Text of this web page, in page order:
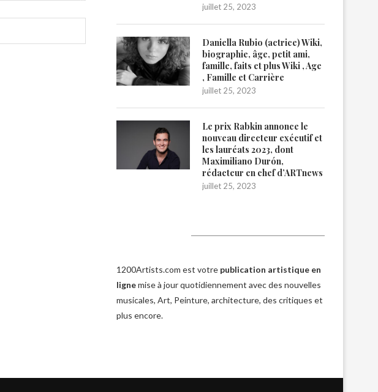
juillet 25, 2023
Daniella Rubio (actrice) Wiki,
biographie, âge, petit ami,
famille, faits et plus Wiki , Age
, Famille et Carrière
juillet 25, 2023
Le prix Rabkin annonce le
nouveau directeur exécutif et
les lauréats 2023, dont
Maximiliano Durón,
rédacteur en chef d’ARTnews
juillet 25, 2023
1200Artists.com est votre publication artistique en
lignemise à jour quotidiennement avec des nouvelles
musicales, Art, Peinture, architecture, des critiques et
plus encore.